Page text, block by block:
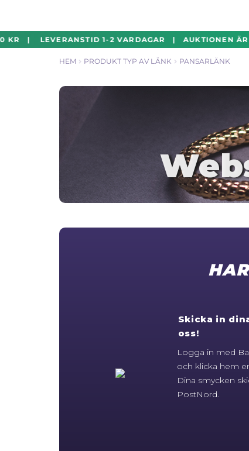
Hoppa
till
navigering
Hoppa
till
innehåll
| LEVERANSTID 1-2 VARDAGAR |
HEM PRODUKT TYP AV LÄNK PANSARLÄNK
Skicka in
oss!
Logga in med
och klicka hem
Dina smycken
PostNord.